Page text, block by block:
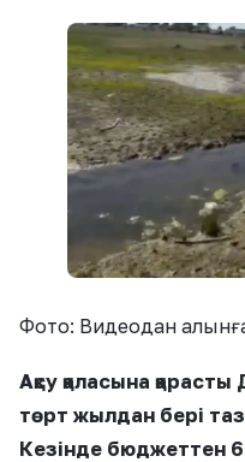
Фото: Видеодан
Ақсу қаласына
төрт жылдан бері
Кезінде бюджеттен